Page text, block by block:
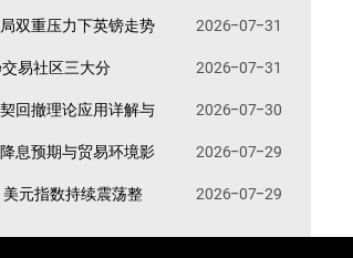
双重压力下英镑走势
2026-07-31
易社区三大分
2026-07-31
回撤理论应用详解与
2026-07-30
息预期与贸易环境影
2026-07-29
元指数持续震荡整 2026-07-29